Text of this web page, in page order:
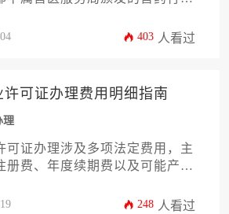
储设施、合格的专业技术人员配
融资质办理相关的合规审查。
403 人看过
可证办理费用明细指南
理
可证办理涉及多项法定费用，主
册费、年度续期费以及可能产生
、支付节点与预算规划要点，为
248 人看过